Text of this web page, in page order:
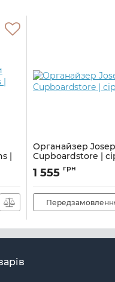
|
Органайзер
Cupboardstore |
Артикул:M01000954
1 555 грн